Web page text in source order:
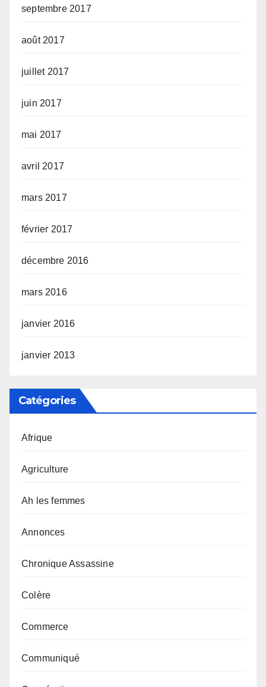
septembre 2017
août 2017
juillet 2017
juin 2017
mai 2017
avril 2017
mars 2017
février 2017
décembre 2016
mars 2016
janvier 2016
janvier 2013
Catégories
Afrique
Agriculture
Ah les femmes
Annonces
Chronique Assassine
Colère
Commerce
Communiqué